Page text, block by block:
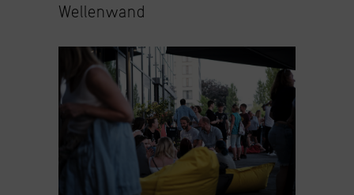
Wellenwand